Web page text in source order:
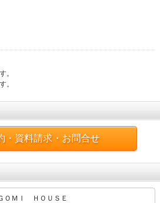
。
。
・資料請求・お問合せ
ＯＭＩ ＨＯＵＳＥ